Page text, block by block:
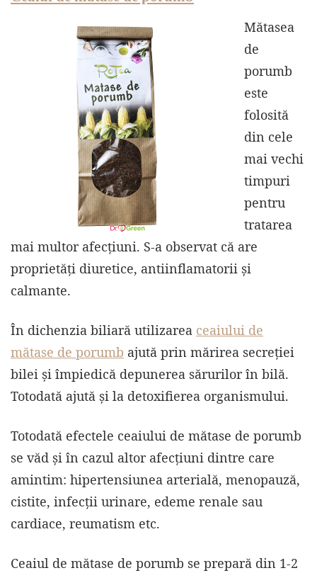
Mătasea
de
porumb
este
folosită
din cele
mai vechi
timpuri
pentru
tratarea
mai multor afecțiuni. S-a observat că are
proprietăți diuretice, antiinflamatorii și
calmante.
În dichenzia biliară utilizarea ceaiului de
mătase de porumb ajută prin mărirea secreției
bilei și împiedică depunerea sărurilor în bilă.
Totodată ajută și la detoxifierea organismului.
Totodată efectele ceaiului de mătase de porumb
se văd și în cazul altor afecțiuni dintre care
amintim: hipertensiunea arterială, menopauză,
cistite, infecții urinare, edeme renale sau
cardiace, reumatism etc.
Ceaiul de mătase de porumb se prepară din 1-2